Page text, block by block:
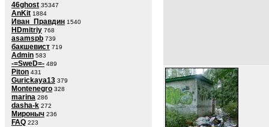
46ghost 35347
AnKit 1884
Иван_Правдин 1540
HDmitriy 768
asamspb 739
бакшевист 719
Admin 583
-=SweD=- 489
Piton 431
Gurickaya13 379
Montenegro 328
marina 286
dasha-k 272
Мироныч 236
FAQ 223